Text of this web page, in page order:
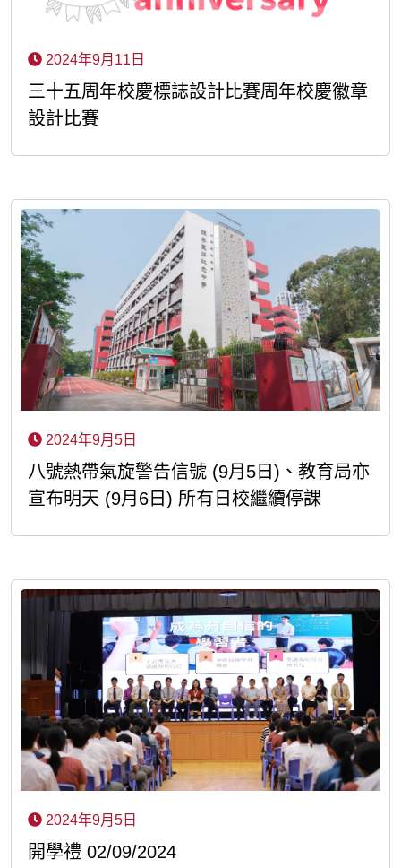
2024年9月11日
三十五周年校慶標誌設計比賽周年校慶徽章
設計比賽
2024年9月5日
八號熱帶氣旋警告信號 (9月5日)、教育局亦
宣布明天 (9月6日) 所有日校繼續停課
2024年9月5日
開學禮 02/09/2024